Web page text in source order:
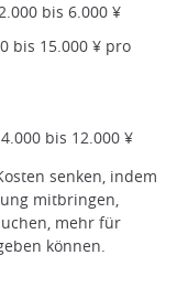
bis 6.000 ¥
bis 15.000 ¥ pro
bis 12.000 ¥
senken, indem
mitbringen,
mehr für
können.